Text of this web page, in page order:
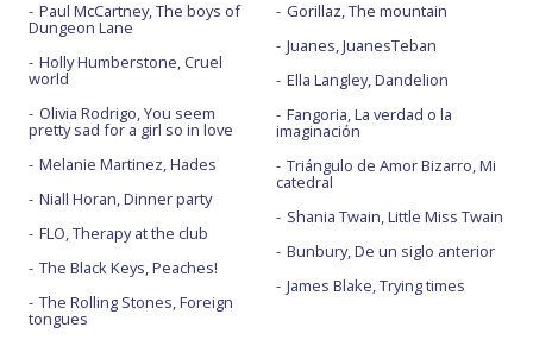
Paul McCartney, The boys of
Dungeon Lane
Holly Humberstone, Cruel
world
Olivia Rodrigo, You seem
pretty sad for a girl so in love
Melanie Martinez, Hades
Niall Horan, Dinner party
FLO, Therapy at the club
The Black Keys, Peaches!
The Rolling Stones, Foreign
tongues
Gorillaz, The mountain
Juanes, JuanesTeban
Ella Langley, Dandelion
Fangoria, La verdad o la
imaginación
Triángulo de Amor Bizarro, Mi
catedral
Shania Twain, Little Miss Twain
Bunbury, De un siglo anterior
James Blake, Trying times